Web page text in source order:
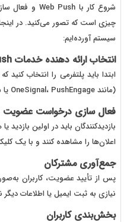
شروع کار با Web Push و فعال
سیستم آورده‌ایم:
انتخاب ارائه دهنده خدمات
ابتدا باید پلتفرمی را انتخاب
(مانندOneSignal، PushEngage
فعال سازی درخواست
بازدیدکنندگان باید در اولین
اعلان‌ها را مشاهده کنند و با یک
جمع‌آوری مشترکان
پس از تأیید عضویت، کاربران
نیازی به ثبت ایمیل یا اطلاعات
بخش‌بندی کاربران